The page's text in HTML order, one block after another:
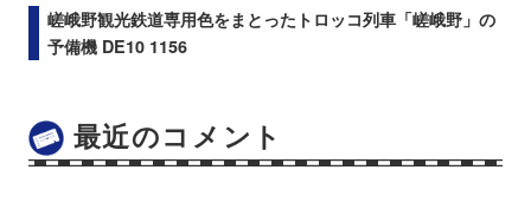
嵯峨野観光鉄道専用色をまとったトロッコ列車「嵯峨野」の
予備機 DE10 1156
最近のコメント